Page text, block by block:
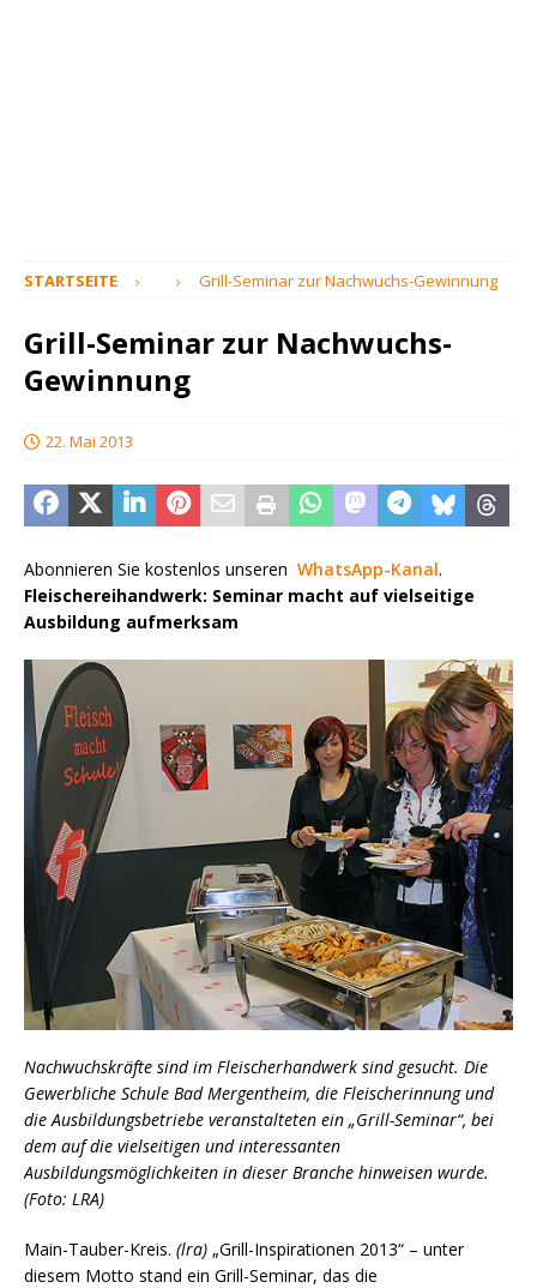
STARTSEITE Grill-Seminar zur Nachwuchs-Gewinnung
Grill-Seminar zur Nachwuchs-
Gewinnung
22. Mai 2013
Abonnieren Sie kostenlos unseren WhatsApp-Kanal.
Fleischereihandwerk: Seminar macht auf vielseitige
Ausbildung aufmerksam
Nachwuchskräfte sind im Fleischerhandwerk sind gesucht. Die
Gewerbliche Schule Bad Mergentheim, die Fleischerinnung und
die Ausbildungsbetriebe veranstalteten ein „Grill-Seminar“, bei
dem auf die vielseitigen und interessanten
Ausbildungsmöglichkeiten in dieser Branche hinweisen wurde.
(Foto: LRA)
Main-Tauber-Kreis. (lra) „Grill-Inspirationen 2013“ – unter
diesem Motto stand ein Grill-Seminar, das die